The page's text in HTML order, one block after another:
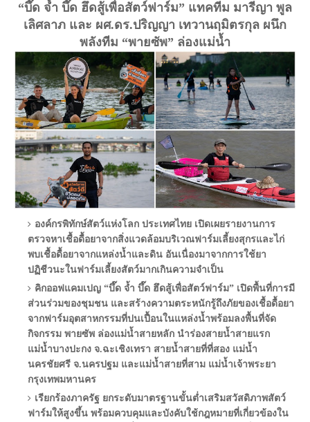
“บึ๊ด จ้ำ บึ๊ด ฮึดสู้เพื่อสัตว์ฟาร์ม” แทคทีม มารีญา พูล
เลิศลาภ และ ผศ.ดร.ปริญญา เทวานฤมิตรกุล ผนึก
พลังทีม “พายซัพ” ล่องแม่น้ำ
องค์กรพิทักษ์สัตว์แห่งโลก ประเทศไทย เปิดเผยรายงานการ
ตรวจหาเชื้อดื้อยาจากสิ่งแวดล้อมบริเวณฟาร์มเลี้ยงสุกรและไก่
พบเชื้อดื้อยาจากแหล่งน้ำและดิน อันเนื่องมาจากการใช้ยา
ปฏิชีวนะในฟาร์มเลี้ยงสัตว์มากเกินความจำเป็น
คิกออฟแคมเปญ “บึ๊ด จ้ำ บึ๊ด ฮึดสู้เพื่อสัตว์ฟาร์ม” เปิดพื้นที่การมี
ส่วนร่วมของชุมชน และสร้างความตระหนักรู้ถึงภัยของเชื้อดื้อยา
จากฟาร์มอุตสาหกรรมที่ปนเปื้อนในแหล่งน้ำพร้อมลงพื้นที่จัด
กิจกรรม พายซัพ ล่องแม่น้ำสายหลัก นำร่องสายน้ำสายแรก
แม่น้ำบางปะกง จ.ฉะเชิงเทรา สายน้ำสายที่ที่สอง แม่น้ำ
นครชัยศรี จ.นครปฐม และแม่น้ำสายที่สาม แม่น้ำเจ้าพระยา
กรุงเทพมหานคร
เรียกร้องภาครัฐ ยกระดับมาตรฐานขั้นต่ำเสริมสวัสดิภาพสัตว์
ฟาร์มให้สูงขึ้น พร้อมควบคุมและบังคับใช้กฎหมายที่เกี่ยวข้องใน